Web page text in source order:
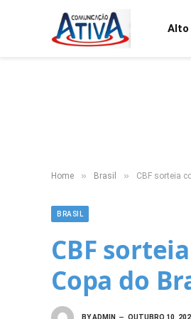
Home » Brasil » CBF sorteia
BRASIL
CBF
Copa do
BYADMIN OUTUBRO 10,